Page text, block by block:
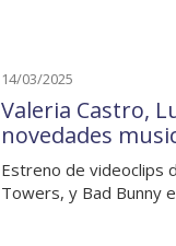
14/03/2025
Valeria Castro,
novedades
Estreno de videoclips
Towers, y Bad Bunny